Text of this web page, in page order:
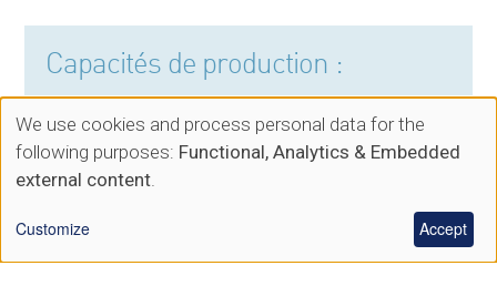
Capacités de production :
Approvisionnement : un maillage mondial
Gestion de projets
Contrôles qualité
Assemblage
Use
of
personal
data
We use cookies and process personal data for the
following purposes: Functional, Analytics & Embedded
external content.
Customize Accept